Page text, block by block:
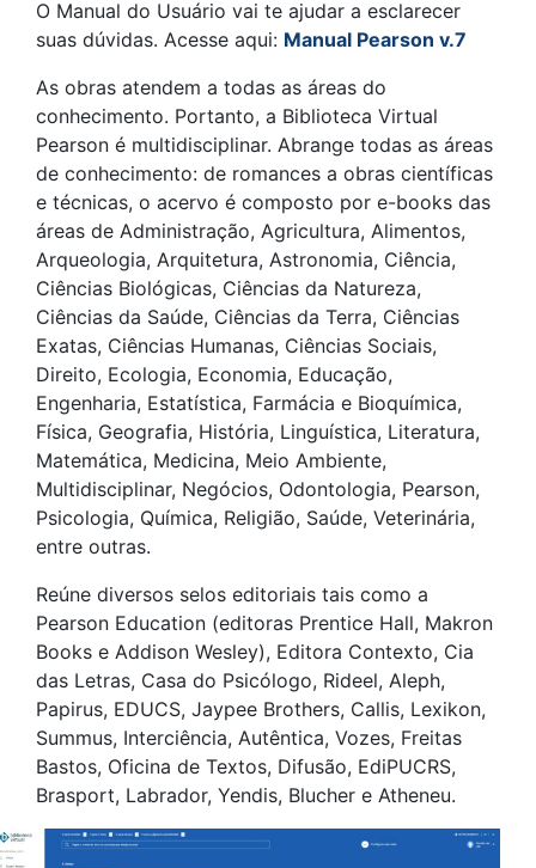
O Manual do Usuário vai te ajudar a esclarecer
suas dúvidas. Acesse aqui: Manual Pearson v.7
As obras atendem a todas as áreas do
conhecimento. Portanto, a Biblioteca Virtual
Pearson é multidisciplinar. Abrange todas as áreas
de conhecimento: de romances a obras científicas
e técnicas, o acervo é composto por e-books das
áreas de Administração, Agricultura, Alimentos,
Arqueologia, Arquitetura, Astronomia, Ciência,
Ciências Biológicas, Ciências da Natureza,
Ciências da Saúde, Ciências da Terra, Ciências
Exatas, Ciências Humanas, Ciências Sociais,
Direito, Ecologia, Economia, Educação,
Engenharia, Estatística, Farmácia e Bioquímica,
Física, Geografia, História, Linguística, Literatura,
Matemática, Medicina, Meio Ambiente,
Multidisciplinar, Negócios, Odontologia, Pearson,
Psicologia, Química, Religião, Saúde, Veterinária,
entre outras.
Reúne diversos selos editoriais tais como a
Pearson Education (editoras Prentice Hall, Makron
Books e Addison Wesley), Editora Contexto, Cia
das Letras, Casa do Psicólogo, Rideel, Aleph,
Papirus, EDUCS, Jaypee Brothers, Callis, Lexikon,
Summus, Interciência, Autêntica, Vozes, Freitas
Bastos, Oficina de Textos, Difusão, EdiPUCRS,
Brasport, Labrador, Yendis, Blucher e Atheneu.